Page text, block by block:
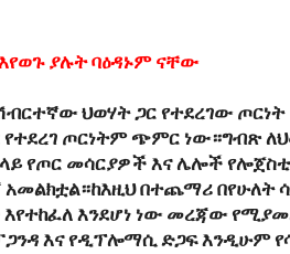
ያሉት ባዕዳኑም ናቸው
ህወሃት ጋር የተደረገው
ጦርነትም ጭምር ነው።ግብጽ
የጦር መሳርያዎች እና ሌሎች
በተጨማሪ በየሁለት
እንደሆነ ነው መረጃው
እና የዲፕሎማሲ ድጋፍ እንዲሁም